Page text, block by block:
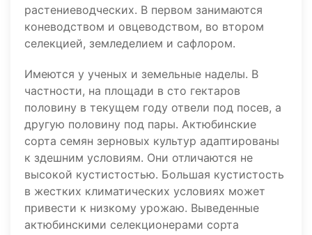
растениеводческих. В первом занимаются
коневодством и овцеводством, во втором
селекцией, земледелием и сафлором.
Имеются у ученых и земельные наделы. В
частности, на площади в сто гектаров
половину в текущем году отвели под посев, а
другую половину под пары. Актюбинские
сорта семян зерновых культур адаптированы
к здешним условиям. Они отличаются не
высокой кустистостью. Большая кустистость
в жестких климатических условиях может
привести к низкому урожаю. Выведенные
актюбинскими селекционерами сорта